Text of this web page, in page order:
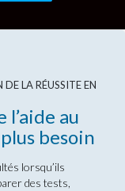
LA RÉUSSITE EN
l’aide au
besoin
lorsqu’ils
des tests,